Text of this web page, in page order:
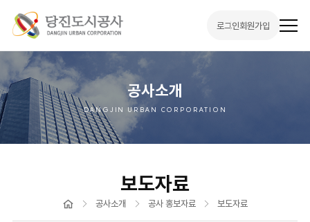
로그인회원가입
전
메
공사소개
DANGJIN URBAN CORPORATION
보도자료
공사소개 공사 홍보자료 보도자료